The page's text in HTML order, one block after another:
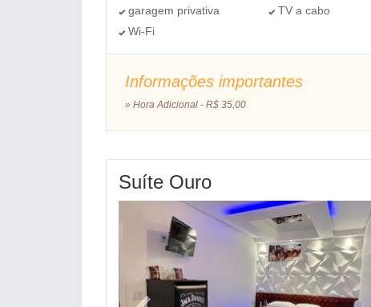
garagem privativa
TV a cabo
Wi-Fi
Informações importantes
» Hora Adicional - R$ 35,00
Suíte Ouro